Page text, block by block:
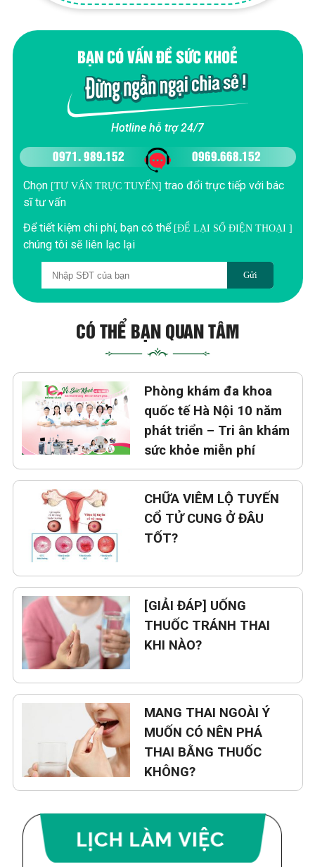
BẠN CÓ VẤN ĐỀ SỨC KHOẺ
Hotline hỗ trợ 24/7
0971. 989.152 0969.668.152
Chọn [TƯ VẤN TRỰC TUYẾN] trao đổi trực tiếp với bác
sĩ tư vấn
Để tiết kiệm chi phí, bạn có thể [ĐỂ LẠI SỐ ĐIỆN THOẠI ]
chúng tôi sẽ liên lạc lại
Gửi
CÓ THỂ BẠN QUAN TÂM
Phòng khám đa khoa
quốc tế Hà Nội 10 năm
phát triển – Tri ân khám
sức khỏe miễn phí
CHỮA VIÊM LỘ TUYẾN
CỔ TỬ CUNG Ở ĐÂU
TỐT?
[GIẢI ĐÁP] UỐNG
THUỐC TRÁNH THAI
KHI NÀO?
MANG THAI NGOÀI Ý
MUỐN CÓ NÊN PHÁ
THAI BẰNG THUỐC
KHÔNG?